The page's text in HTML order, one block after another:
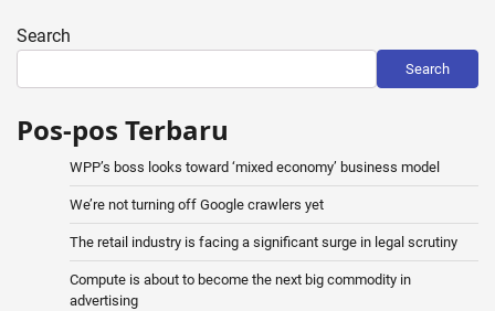
Search
Search
Pos-pos Terbaru
WPP’s boss looks toward ‘mixed economy’ business model
We’re not turning off Google crawlers yet
The retail industry is facing a significant surge in legal scrutiny
Compute is about to become the next big commodity in
advertising